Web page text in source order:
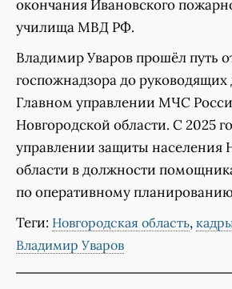
окончания Ивановского
училища МВД РФ.
Владимир Уваров прошёл путь
госпожнадзора до
Главном управлении МЧС
Новгородской области. С 2025
управлении защиты населения
области в должности
по оперативному
Теги: Новгородская область,
Владимир Уваров